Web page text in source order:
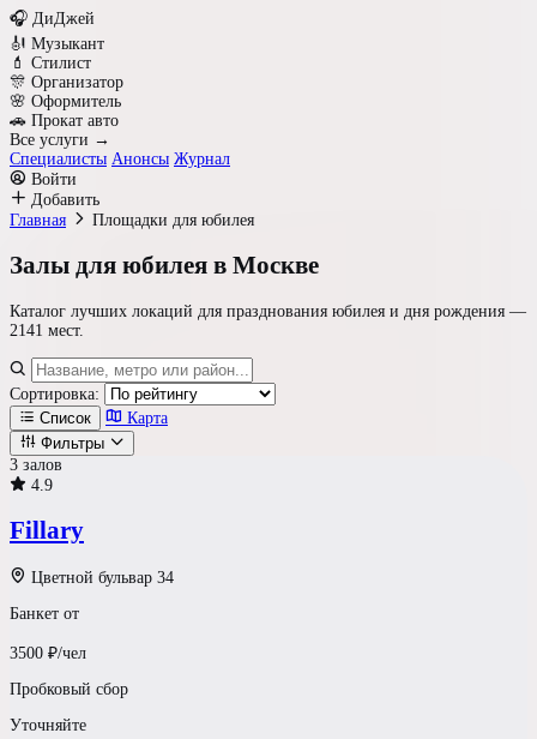
🎧 ДиДжей
🎻 Музыкант
💄 Стилист
🎊 Организатор
🌸 Оформитель
🚗 Прокат авто
Все услуги →
Специалисты Анонсы Журнал
Войти
Добавить
Главная
Площадки для юбилея
Залы для юбилея в Москве
Каталог лучших локаций для празднования юбилея и дня рождения —
2141 мест.
Сортировка:
Список
Карта
Фильтры
Где празднуем?
Формат площадки
Светлый Лофт
Шатер у воды
3 залов
4.9
Fillary
Цветной бульвар 34
Банкет от
3500 ₽/чел
Пробковый сбор
Уточняйте